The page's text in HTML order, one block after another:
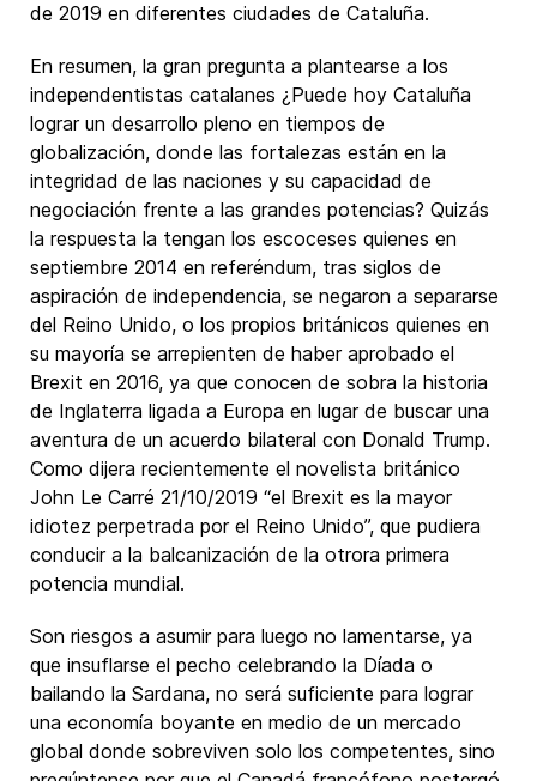
de 2019 en diferentes ciudades de Cataluña.
En resumen, la gran pregunta a plantearse a los
independentistas catalanes ¿Puede hoy Cataluña
lograr un desarrollo pleno en tiempos de
globalización, donde las fortalezas están en la
integridad de las naciones y su capacidad de
negociación frente a las grandes potencias? Quizás
la respuesta la tengan los escoceses quienes en
septiembre 2014 en referéndum, tras siglos de
aspiración de independencia, se negaron a separarse
del Reino Unido, o los propios británicos quienes en
su mayoría se arrepienten de haber aprobado el
Brexit en 2016, ya que conocen de sobra la historia
de Inglaterra ligada a Europa en lugar de buscar una
aventura de un acuerdo bilateral con Donald Trump.
Como dijera recientemente el novelista británico
John Le Carré 21/10/2019 “el Brexit es la mayor
idiotez perpetrada por el Reino Unido”, que pudiera
conducir a la balcanización de la otrora primera
potencia mundial.
Son riesgos a asumir para luego no lamentarse, ya
que insuflarse el pecho celebrando la Díada o
bailando la Sardana, no será suficiente para lograr
una economía boyante en medio de un mercado
global donde sobreviven solo los competentes, sino